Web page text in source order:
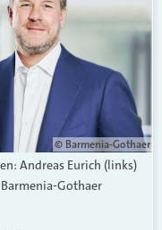
© Barmenia-Gothaer
Andreas Eurich (links)
Gothaer